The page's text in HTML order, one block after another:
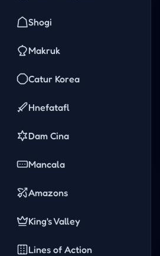
Shogi
Makruk
Catur Korea
Hnefatafl
Dam Cina
Mancala
Amazons
King's Valley
Lines of Action